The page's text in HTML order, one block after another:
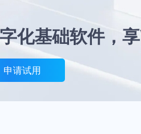
化基础软件，
申请试用